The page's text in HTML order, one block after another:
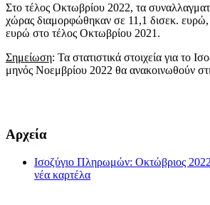
Στο τέλος Οκτωβρίου 2022, τα
χώρας διαμορφώθηκαν σε 11,1 δισεκ. ευρώ,
ευρώ στο τέλος Οκτωβρίου 2021.
Σημείωση: Τα στατιστικά στοιχεία για το
μηνός Νοεμβρίου 2022 θα ανακοινωθούν
Αρχεία
Ισοζύγιο Πληρωμών: Οκτώβριος
νέα καρτέλα